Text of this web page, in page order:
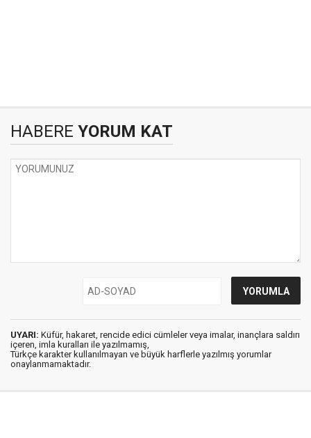
HABERE YORUM KAT
UYARI: Küfür, hakaret, rencide edici cümleler veya imalar, inançlara saldırı
içeren, imla kuralları ile yazılmamış,
Türkçe karakter kullanılmayan ve büyük harflerle yazılmış yorumlar
onaylanmamaktadır.